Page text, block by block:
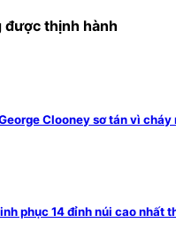
được thịnh hành
Clooney sơ tán vì cháy
phục 14 đỉnh núi cao nhất